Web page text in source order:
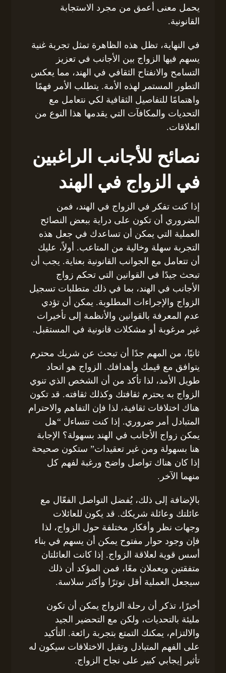
يحمل معنى أعمق من مجرد الاستجابة
القانونية.
في النهاية، تظل هذه الظاهرة تمثل تجربة غنية
يسهم فيها الزواج بين الأجانب في تعزيز
التسامح والانفتاح الثقافي في الهند، مما يعكس
التطور المستمر لهذه الأمة. يتطلب الأمر فهمًا
واهتمامًا للتفاصيل الثقافية لكي نتعامل مع
التحديات والمكافآت التي يقدمها هذا النوع من
العلاقات.
نصائح للأجانب الراغبين
في الزواج في الهند
إذا كنت تفكر في الزواج في الهند، فمن
الضروري أن تكون على دراية ببعض النصائح
العملية التي يمكن أن تساعدك في جعل هذه
التجربة سهلة وخالية من المتاعب. أولاً، عليك
أن تتعامل مع الجوانب القانونية بعناية. يجب أن
تبحث جيدًا في القوانين التي تحكم زواج
الأجانب في الهند، بما في ذلك متطلبات تسجيل
الزواج والإجراءات المطلوبة. يمكن أن تؤدي
عدم المعرفة بالقوانين والأنظمة إلى تأخيرات
غير مرغوبة أو مشكلات قانونية في المستقبل.
ثانيًا، من المهم جدًا أن تبحث عن شريك محترم
يتوافق مع قيمك وأهدافك. الزواج هو اتحاد
طويل الأمد، لذا تأكد من أن الشخص الذي تنوي
الزواج به يحترم ثقافتك وكذلك ثقافته. قد تكون
هناك اختلافات ثقافية، لذا فإن التفاهم والاحترام
المتبادل أمر ضروري. إذا كنت تتساءل “هل
يمكن زواج الأجانب في الهند بسهولة؟ الإجابة
هنا بسهولة ومن غير تعقيدات” ستكون صحيحة
إذا كان هناك تواصل واضح ورغبة لفهم كل
منهما الآخر.
بالإضافة إلى ذلك، يُفضل التواصل الفعّال مع
عائلتك وعائلة شريكك. قد يكون للعائلات
وجهات نظر وأفكار مختلفة حول الزواج، لذا
فإن وجود حوار مفتوح يمكن أن يسهم في بناء
أسس قوية لعلاقة الزواج. إذا كانت العائلتان
متفقتين ويعملان معًا، فمن المؤكد أن ذلك
سيجعل العملية أقل توترًا وأكثر سلاسة.
أخيرًا، تذكر أن رحلة الزواج يمكن أن تكون
مليئة بالتحديات، ولكن مع التحضير الجيد
والالتزام، يمكنك التمتع بتجربة رائعة. التأكيد
على الفهم المتبادل وتقبل الاختلافات سيكون له
تأثير إيجابي كبير على نجاح الزواج.